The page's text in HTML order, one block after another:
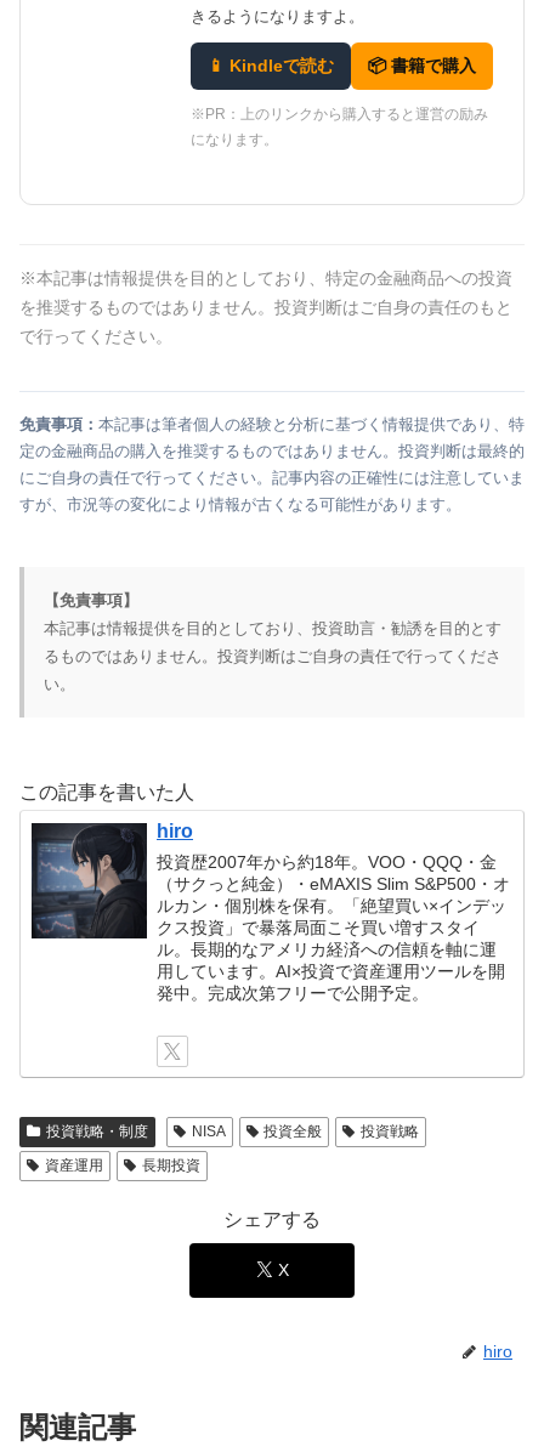
きるようになりますよ。
📱 Kindleで読む 📦 書籍で購入
※PR：上のリンクから購入すると運営の励み
になります。
※本記事は情報提供を目的としており、特定の金融商品への投資
を推奨するものではありません。投資判断はご自身の責任のもと
で行ってください。
免責事項： 本記事は筆者個人の経験と分析に基づく情報提供であり、特
定の金融商品の購入を推奨するものではありません。投資判断は最終的
にご自身の責任で行ってください。記事内容の正確性には注意していま
すが、市況等の変化により情報が古くなる可能性があります。
【免責事項】
本記事は情報提供を目的としており、投資助言・勧誘を目的とす
るものではありません。投資判断はご自身の責任で行ってくださ
い。
この記事を書いた人
hiro
投資歴2007年から約18年。VOO・QQQ・金
（サクっと純金）・eMAXIS Slim S&P500・オ
ルカン・個別株を保有。「絶望買い×インデッ
クス投資」で暴落局面こそ買い増すスタイ
ル。長期的なアメリカ経済への信頼を軸に運
用しています。AI×投資で資産運用ツールを開
発中。完成次第フリーで公開予定。
投資戦略・制度 NISA 投資全般
投資戦略
資産運用
長期投資
シェアする
X
hiro
関連記事